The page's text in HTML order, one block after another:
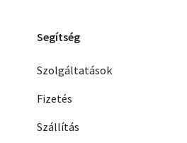
Segítség
Szolgáltatások
Fizetés
Szállítás